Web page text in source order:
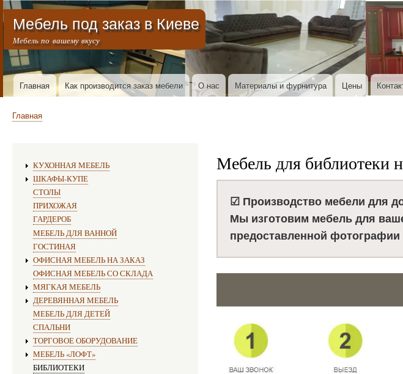
Меню учётной записи пользователя
Мебель под заказ в Киеве
Мебель по вашему вкусу
Горизонтальное меню
Главная Как производится заказ мебели О нас Материалы и фурнитура Цены
Строка навигации
Главная
Мебель для библиотеки
☑ Производство мебели для
Мы изготовим мебель для
предоставленной фотографии
КУХОННАЯ МЕБЕЛЬ
ШКАФЫ-КУПЕ
СТОЛЫ
ПРИХОЖАЯ
ГАРДЕРОБ
МЕБЕЛЬ ДЛЯ ВАННОЙ
ГОСТИНАЯ
ОФИСНАЯ МЕБЕЛЬ НА ЗАКАЗ
ОФИСНАЯ МЕБЕЛЬ СО СКЛАДА
МЯГКАЯ МЕБЕЛЬ
ДЕРЕВЯННАЯ МЕБЕЛЬ
МЕБЕЛЬ ДЛЯ ДЕТЕЙ
СПАЛЬНИ
ТОРГОВОЕ ОБОРУДОВАНИЕ
МЕБЕЛЬ «ЛОФТ»
БИБЛИОТЕКИ